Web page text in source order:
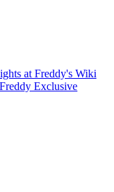
at Freddy's Wiki
Exclusive